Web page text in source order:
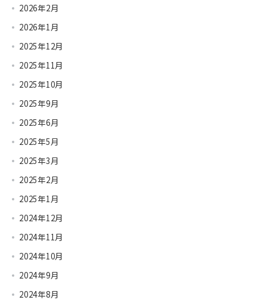
2026年2月
2026年1月
2025年12月
2025年11月
2025年10月
2025年9月
2025年6月
2025年5月
2025年3月
2025年2月
2025年1月
2024年12月
2024年11月
2024年10月
2024年9月
2024年8月